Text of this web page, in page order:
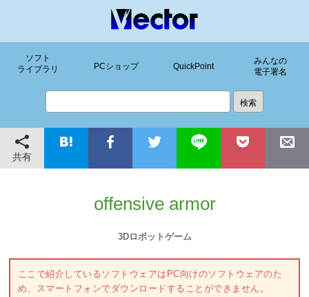
ソフト
ライブラリ
PCショップ QuickPoint
みんなの
電子署名
共有
offensive armor
3Dロボットゲーム
ここで紹介しているソフトウェアはPC向けのソフトウェアのた
め、スマートフォンでダウンロードすることができません。